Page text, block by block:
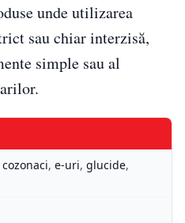
unde utilizarea
sau chiar interzisă,
simple sau al
cozonaci, e-uri, glucide,